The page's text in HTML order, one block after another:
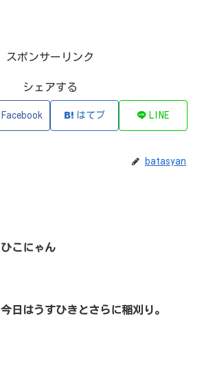
スポンサーリンク
シェアする
Facebook はてブ LINE
batasyan
ひこにゃん
今日はうすひきとさらに稲刈り。